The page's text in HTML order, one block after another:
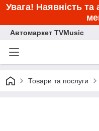
Увага! Наявність та
Автомаркет TVMusic
Товари та послуги